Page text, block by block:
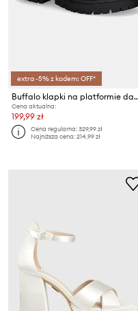
extra -5% z kodem: OFF*
Buffalo klapki na
Cena aktualna:
199,99 zł
Cena regularna:329,99 zł
Najniższa cena:214,99 zł